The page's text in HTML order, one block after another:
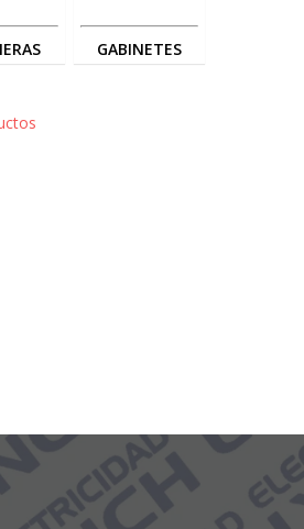
GABINETES